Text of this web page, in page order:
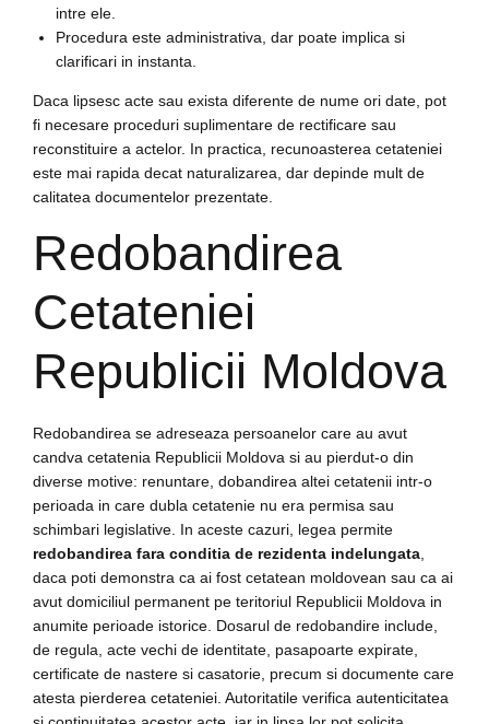
intre ele.
Procedura este administrativa, dar poate implica si
clarificari in instanta.
Daca lipsesc acte sau exista diferente de nume ori date, pot
fi necesare proceduri suplimentare de rectificare sau
reconstituire a actelor. In practica, recunoasterea cetateniei
este mai rapida decat naturalizarea, dar depinde mult de
calitatea documentelor prezentate.
Redobandirea
Cetateniei
Republicii Moldova
Redobandirea se adreseaza persoanelor care au avut
candva cetatenia Republicii Moldova si au pierdut-o din
diverse motive: renuntare, dobandirea altei cetatenii intr-o
perioada in care dubla cetatenie nu era permisa sau
schimbari legislative. In aceste cazuri, legea permite
redobandirea fara conditia de rezidenta indelungata
daca poti demonstra ca ai fost cetatean moldovean sau ca ai
avut domiciliul permanent pe teritoriul Republicii Moldova in
anumite perioade istorice. Dosarul de redobandire include,
de regula, acte vechi de identitate, pasapoarte expirate,
certificate de nastere si casatorie, precum si documente care
atesta pierderea cetateniei. Autoritatile verifica autenticitatea